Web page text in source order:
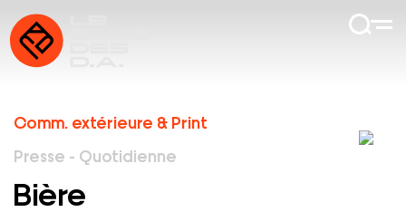
Comm. extérieure & Print
Presse - Quotidienne
Bière